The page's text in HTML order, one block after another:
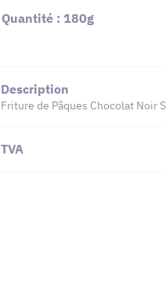
Quantité : 180g
Description
Friture de Pâques Chocolat Noir
TVA